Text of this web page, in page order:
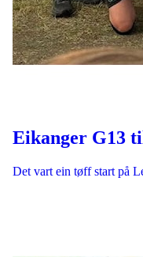
Eikanger G13
Det vart ein tøff start på